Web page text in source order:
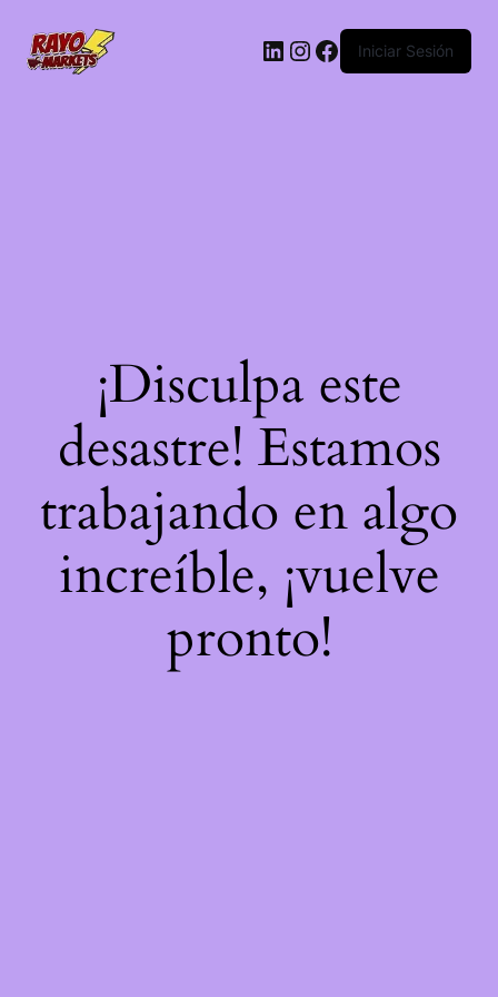
LinkedIn
Instagram
Facebook
Iniciar Sesión
¡Disculpa este
desastre! Estamos
trabajando en algo
increíble, ¡vuelve
pronto!